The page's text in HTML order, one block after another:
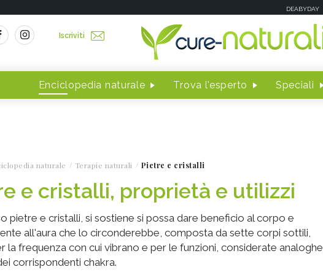
DEABYDAY
Iscriviti
Enciclopedia naturale Trova l'esperto Speciali
naturale Terapie naturali Pietre e cristalli
e cristalli, proprietà e utilizzi
pietre e cristalli, si sostiene si possa dare beneficio al corpo e
all'aura che lo circonderebbe, composta da sette corpi sottili,
la frequenza con cui vibrano e per le funzioni, considerate analoghe
corrispondenti chakra.